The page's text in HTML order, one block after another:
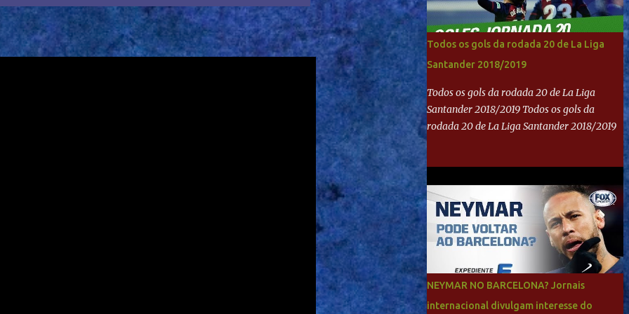
Todos os gols da rodada 20 de La Liga
Santander 2018/2019
Todos os gols da rodada 20 de La Liga
Santander 2018/2019 Todos os gols da
rodada 20 de La Liga Santander 2018/2019
NEYMAR NO BARCELONA? Jornais
internacional divulgam interesse do